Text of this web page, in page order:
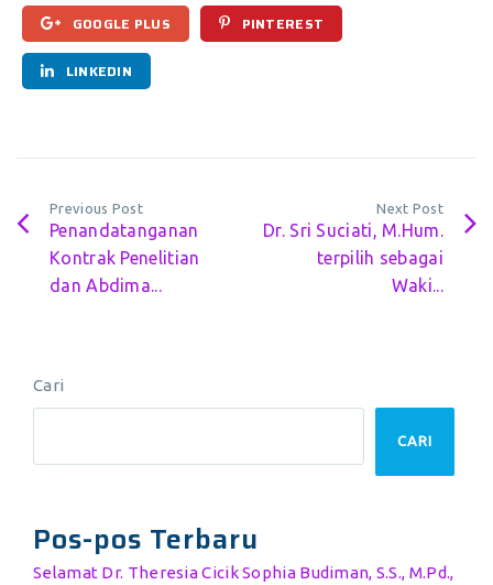
GOOGLE PLUS PINTEREST
LINKEDIN
Previous Post
Penandatanganan
Kontrak Penelitian
dan Abdima...
Next Post
Dr. Sri Suciati, M.Hum.
terpilih sebagai
Waki...
Cari
CARI
Pos-pos Terbaru
Selamat Dr. Theresia Cicik Sophia Budiman, S.S., M.Pd.,